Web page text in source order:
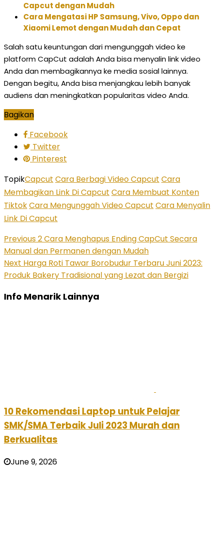
Capcut dengan Mudah
Cara Mengatasi HP Samsung, Vivo, Oppo dan
Xiaomi Lemot dengan Mudah dan Cepat
Salah satu keuntungan dari mengunggah video ke
platform CapCut adalah Anda bisa menyalin link video
Anda dan membagikannya ke media sosial lainnya.
Dengan begitu, Anda bisa menjangkau lebih banyak
audiens dan meningkatkan popularitas video Anda.
Bagikan
Facebook
Twitter
Pinterest
TopikCapcut Cara Berbagi Video Capcut Cara
Membagikan Link Di Capcut Cara Membuat Konten
TiktokCara Mengunggah Video Capcut Cara Menyalin
Link Di Capcut
Previous2 Cara Menghapus Ending CapCut Secara
Manual dan Permanen dengan Mudah
Next Harga Roti Tawar Borobudur Terbaru Juni 2023:
Produk Bakery Tradisional yang Lezat dan Bergizi
Info Menarik Lainnya
10 Rekomendasi Laptop untuk Pelajar
SMK/SMA Terbaik Juli 2023 Murah dan
Berkualitas
June 9, 2026